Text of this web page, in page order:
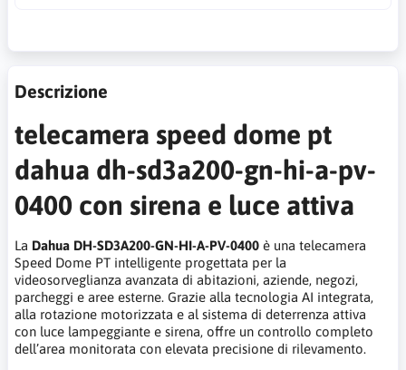
Descrizione
telecamera speed dome pt
dahua dh-sd3a200-gn-hi-a-pv-
0400 con sirena e luce attiva
La Dahua DH-SD3A200-GN-HI-A-PV-0400 è una telecamera
Speed Dome PT intelligente progettata per la
videosorveglianza avanzata di abitazioni, aziende, negozi,
parcheggi e aree esterne. Grazie alla tecnologia AI integrata,
alla rotazione motorizzata e al sistema di deterrenza attiva
con luce lampeggiante e sirena, offre un controllo completo
dell’area monitorata con elevata precisione di rilevamento.